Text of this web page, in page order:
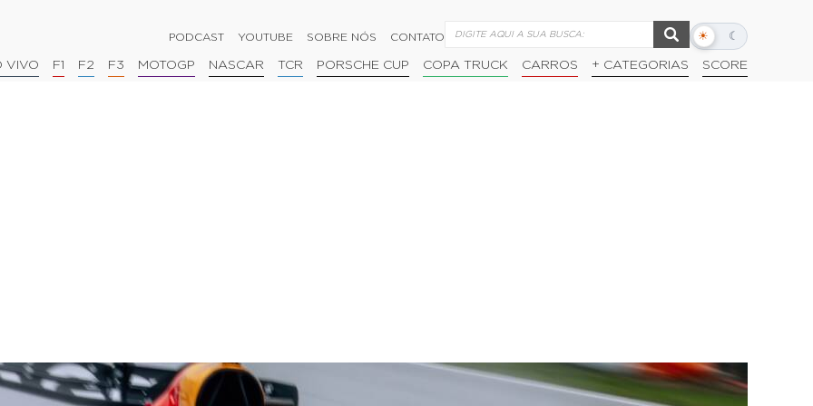
PODCAST YOUTUBE SOBRE NÓS CONTATO ☀ ☾
Alternar
escuro
VIVO F1 F2 F3 MOTOGP NASCAR TCR PORSCHE CUP COPA TRUCK CARROS + CATEGORIAS SCORE